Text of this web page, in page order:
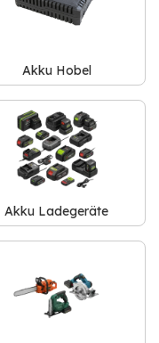
Akku Hobel
Akku Ladegeräte